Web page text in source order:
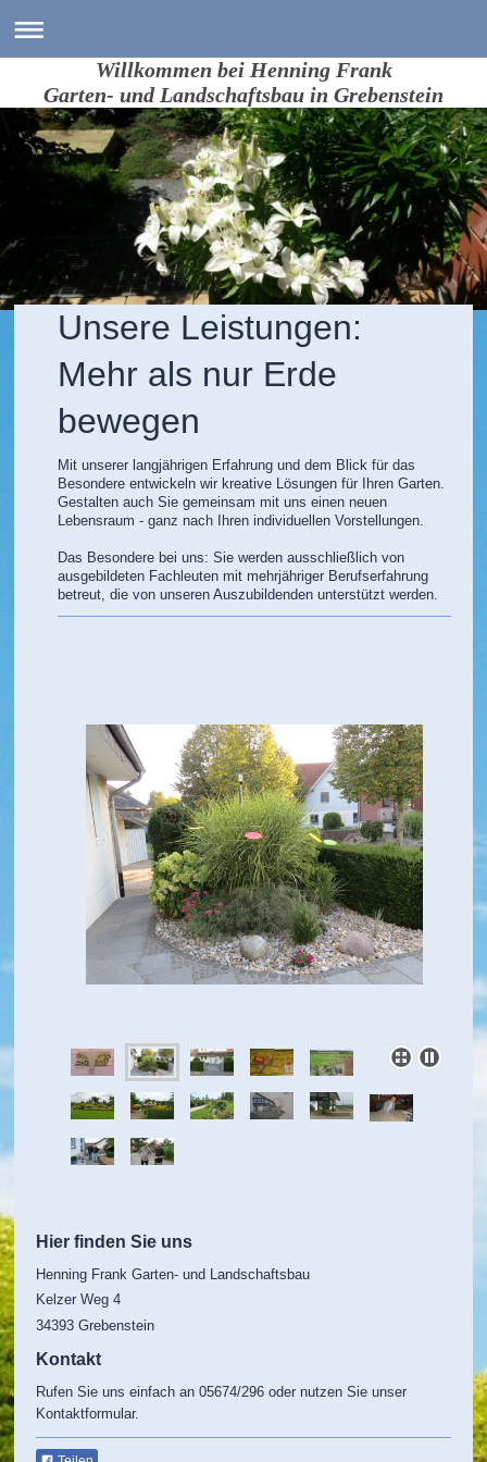
Willkommen bei Henning Frank
Garten- und Landschaftsbau in Grebenstein
Unsere Leistungen:
Mehr als nur Erde
bewegen
Mit unserer langjährigen Erfahrung und dem Blick für das
Besondere entwickeln wir kreative Lösungen für Ihren Garten.
Gestalten auch Sie gemeinsam mit uns einen neuen
Lebensraum - ganz nach Ihren individuellen Vorstellungen.
Das Besondere bei uns: Sie werden ausschließlich von
ausgebildeten Fachleuten mit mehrjähriger Berufserfahrung
betreut, die von unseren Auszubildenden unterstützt werden.
Hier finden Sie uns
Henning Frank Garten- und Landschaftsbau
Kelzer Weg 4
34393 Grebenstein
Kontakt
Rufen Sie uns einfach an 05674/296 oder nutzen Sie unser
Kontaktformular.